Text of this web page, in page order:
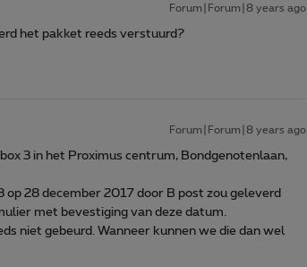
Forum|Forum|8 years ago
het pakket reeds verstuurd?
Forum|Forum|8 years ago
3 in het Proximus centrum, Bondgenotenlaan,
op 28 december 2017 door B post zou geleverd
met bevestiging van deze datum.
niet gebeurd. Wanneer kunnen we die dan wel